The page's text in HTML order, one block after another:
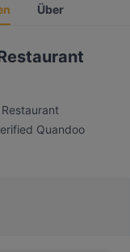
Über
Quandoo